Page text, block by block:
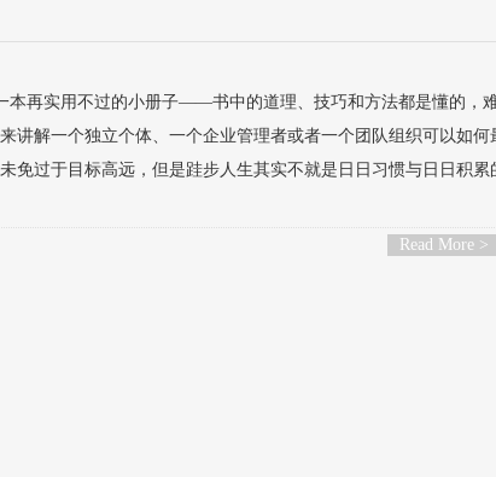
本再实用不过的小册子——书中的道理、技巧和方法都是懂的，
讲解一个独立个体、一个企业管理者或者一个团队组织可以如何
过于目标高远，但是跬步人生其实不就是日日习惯与日日积累
Read More >